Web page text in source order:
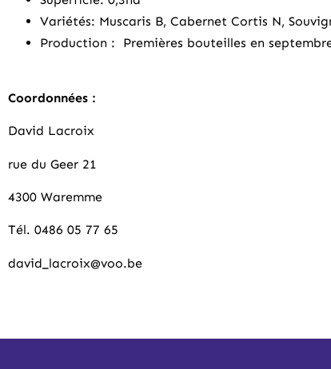
Variétés: Muscaris B, Cabernet Cortis N,
Production : Premières bouteilles en
Coordonnées :
David Lacroix
rue du Geer 21
4300 Waremme
Tél. 0486 05 77 65
david_lacroix@voo.be